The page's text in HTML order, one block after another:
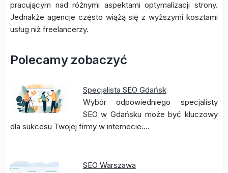
pracującym nad różnymi aspektami optymalizacji strony.
Jednakże agencje często wiążą się z wyższymi kosztami
usług niż freelancerzy.
Polecamy zobaczyć
Specjalista SEO Gdańsk
Wybór odpowiedniego specjalisty
SEO w Gdańsku może być kluczowy
dla sukcesu Twojej firmy w internecie.…
SEO Warszawa